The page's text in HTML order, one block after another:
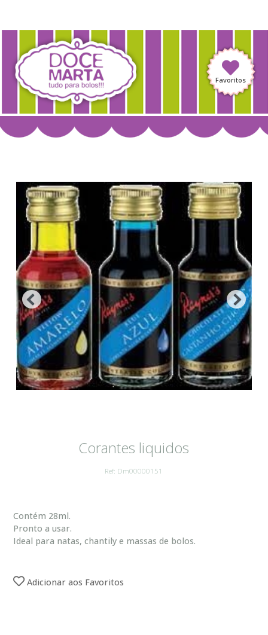
Favoritos
Corantes liquidos
Ref: Dm00000151
Contém 28ml.
Pronto a usar.
Ideal para natas, chantily e massas de bolos.
Adicionar aos Favoritos